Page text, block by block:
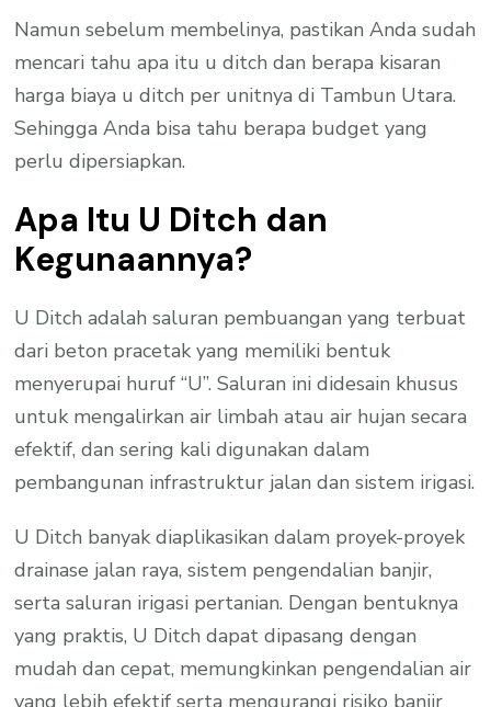
Namun sebelum membelinya, pastikan Anda sudah
mencari tahu apa itu u ditch dan berapa kisaran
harga biaya u ditch per unitnya di Tambun Utara.
Sehingga Anda bisa tahu berapa budget yang
perlu dipersiapkan.
Apa Itu U Ditch dan
Kegunaannya?
U Ditch adalah saluran pembuangan yang terbuat
dari beton pracetak yang memiliki bentuk
menyerupai huruf “U”. Saluran ini didesain khusus
untuk mengalirkan air limbah atau air hujan secara
efektif, dan sering kali digunakan dalam
pembangunan infrastruktur jalan dan sistem irigasi.
U Ditch banyak diaplikasikan dalam proyek-proyek
drainase jalan raya, sistem pengendalian banjir,
serta saluran irigasi pertanian. Dengan bentuknya
yang praktis, U Ditch dapat dipasang dengan
mudah dan cepat, memungkinkan pengendalian air
yang lebih efektif serta mengurangi risiko banjir